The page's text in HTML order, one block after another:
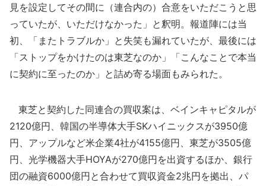
見を設定してその間に（連合内の）合意をいただこうと思
っていたが、いただけなかった」と釈明。報道陣には当
初、「またトラブルか」と失笑も漏れていたが、最後には
「ストップをかけたのは東芝なのか」「こんなことで本当
に契約に至ったのか」と詰め寄る場面もみられた。
東芝と契約した同連合の買収案は、ベインキャピタルが
2120億円、韓国の半導体大手SKハイニックスが3950億
円、アップルなど米企業4社が4155億円、東芝が3505億
円、光学機器大手HOYAが270億円を出資するほか、銀行
団の融資6000億円と合わせて買収資金2兆円を拠出、パ